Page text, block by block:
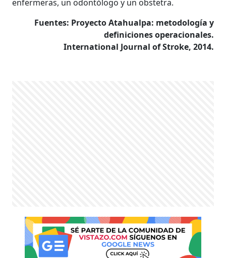
enfermeras, un odontólogo y un obstetra.
Fuentes: Proyecto Atahualpa: metodología y
definiciones operacionales.
International Journal of Stroke, 2014.